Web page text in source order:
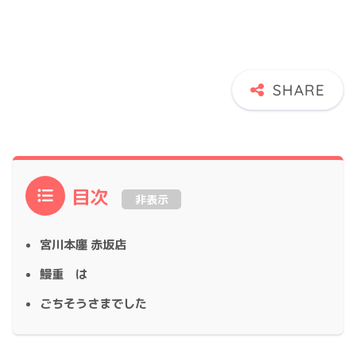
目次 非表示
宮川本廛 赤坂店
鰻重 は
ごちそうさまでした